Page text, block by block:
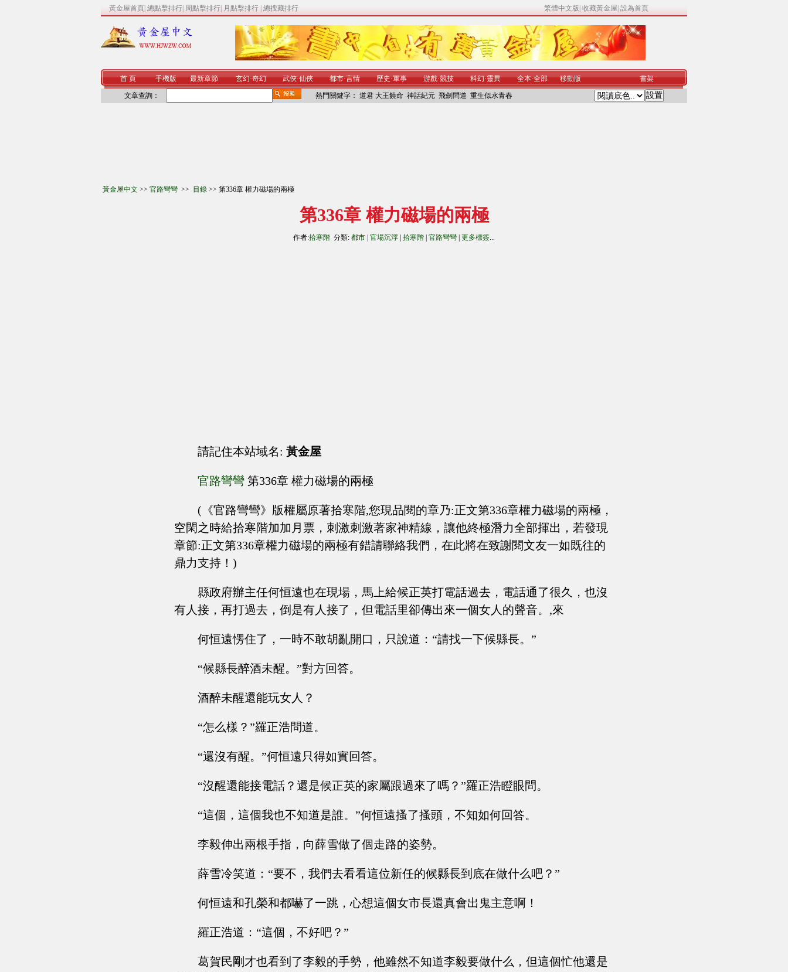
黃金屋首頁 總點擊排行 周點擊排行 月點擊排行 總搜藏排行 繁體中文版 收藏黃金屋 設為首頁
首 頁 手機版 最新章節 玄幻·奇幻 武俠·仙俠 都市·言情 歷史·軍事 游戲·競技 科幻·靈異 全本·全部 移動版 書架
文章查詢： 熱門關鍵字： 道君 大王饒命 神話紀元 飛劍問道 重生似水青春
黃金屋中文 >> 官路彎彎 >> 目錄 >> 第336章 權力磁場的兩極
第336章 權力磁場的兩極
作者:拾寒階 分類: 都市 官場沉浮 拾寒階 官路彎彎 更多標簽...
請記住本站域名: 黃金屋
官路彎彎 第336章 權力磁場的兩極
(《官路彎彎》版權屬原著拾寒階,您現品閱的章乃:正文第336章權力磁場的兩極，
空閑之時給拾寒階加加月票，刺激刺激著家神精線，讓他終極潛力全部揮出，若發現
章節:正文第336章權力磁場的兩極有錯請聯絡我們，在此將在致謝閱文友一如既往的
鼎力支持！)
縣政府辦主任何恒遠也在現場，馬上給候正英打電話過去，電話通了很久，也沒
有人接，再打過去，倒是有人接了，但電話里卻傳出來一個女人的聲音。,來
何恒遠愣住了，一時不敢胡亂開口，只說道：“請找一下候縣長。”
“候縣長醉酒未醒。”對方回答。
酒醉未醒還能玩女人？
“怎么樣？”羅正浩問道。
“還沒有醒。”何恒遠只得如實回答。
“沒醒還能接電話？還是候正英的家屬跟過來了嗎？”羅正浩瞪眼問。
“這個，這個我也不知道是誰。”何恒遠搔了搔頭，不知如何回答。
李毅伸出兩根手指，向薛雪做了個走路的姿勢。
薛雪冷笑道：“要不，我們去看看這位新任的候縣長到底在做什么吧？”
何恒遠和孔榮和都嚇了一跳，心想這個女市長還真會出鬼主意啊！
羅正浩道：“這個，不好吧？”
葛賀民剛才也看到了李毅的手勢，他雖然不知道李毅要做什么，但這個忙他還是